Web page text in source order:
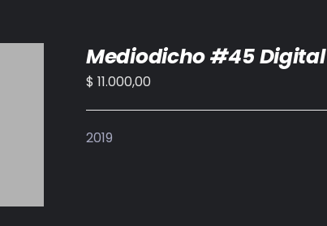
Mediodicho #45 Digital
$ 11.000,00
2019